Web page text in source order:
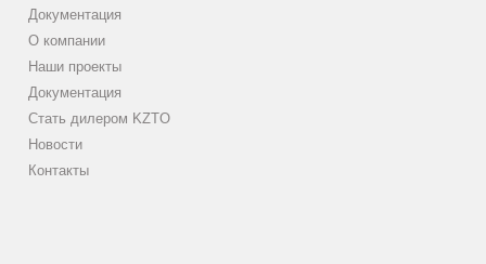
Документация
О компании
Наши проекты
Документация
Стать дилером KZTO
Новости
Контакты